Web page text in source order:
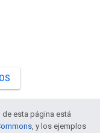
esta página está
, y los ejemplos